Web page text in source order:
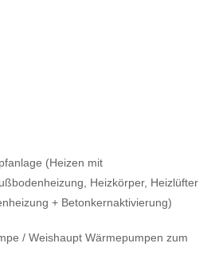
(Heizen mit
Heizkörper, Heizlüfter
+ Betonkernaktivierung)
/ Weishaupt Wärmepumpen zum